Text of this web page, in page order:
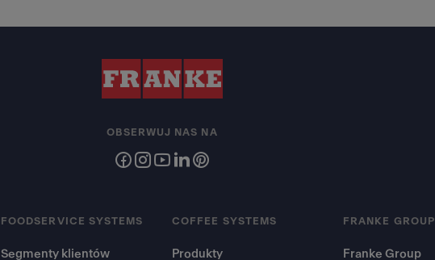
FOODSERVICE SYSTEMS
Segmenty klientów
COFFEE SYSTEMS
Produkty
FRANKE GROUP
Franke Group
OBSERWUJ NAS NA